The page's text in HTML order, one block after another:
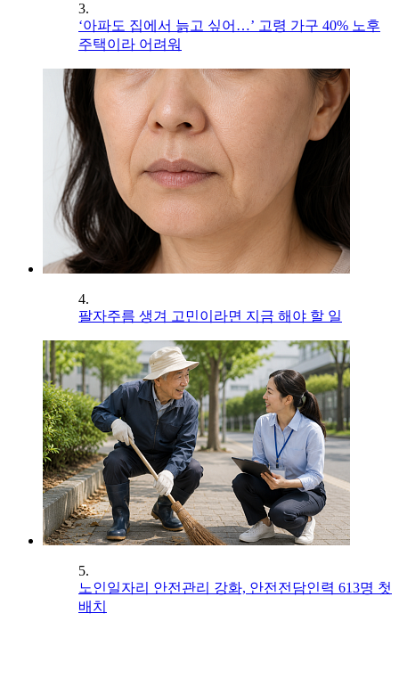
3.
‘아파도 집에서 늙고 싶어…’ 고령 가구 40% 노후
주택이라 어려워
4.
팔자주름 생겨 고민이라면 지금 해야 할 일
5.
노인일자리 안전관리 강화, 안전전담인력 613명 첫
배치